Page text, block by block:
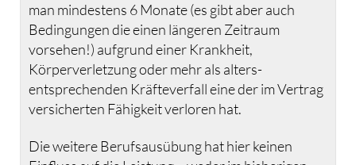
man mindestens 6 Monate (es gibt aber auch
Bedingungen die einen längeren Zeitraum
vorsehen!) aufgrund einer Krankheit,
Körperverletzung oder mehr als alters-
entsprechenden Kräfteverfall eine der im Vertrag
versicherten Fähigkeit verloren hat.
Die weitere Berufsausübung hat hier keinen